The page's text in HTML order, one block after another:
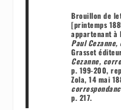
Brouillon de
[printemps
appartenant à
Paul
Grasset
Cezanne,
p. 199-200,
Zola, 14 mai
p. 217.